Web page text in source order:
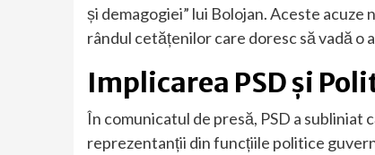
și demagogiei” lui Bolojan. Aceste
rândul cetățenilor care doresc să vadă o
Implicarea PSD și
În comunicatul de presă, PSD a
reprezentanții din funcțiile politice